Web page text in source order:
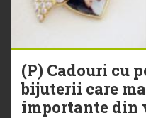
(P) Cadouri cu
bijuterii care
importante din